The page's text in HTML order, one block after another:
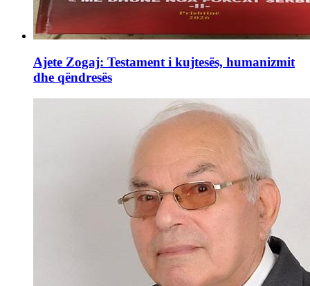
Ajete Zogaj: Testament i kujtesës, humanizmit
dhe qëndresës